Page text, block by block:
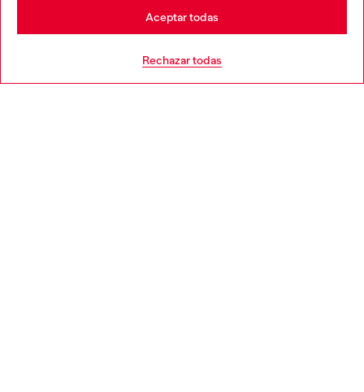
Rechazar todas
Aceptar todas